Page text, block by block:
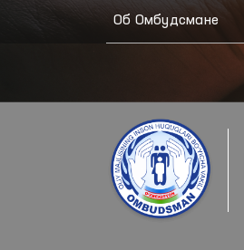
Об Омбудсмане